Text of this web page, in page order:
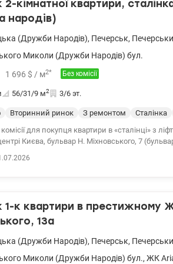
кімнатної квартири,
народів)
(Дружби Народів), Печерськ,
Миколи (Дружби Народів) бул.
1 696 $ / м2* Без комісії
56/31/9 м2 3/6 эт.
Вторинний ринок З ремонтом Сталінка
для покупця квартири в «сталінці» з
Києва, бульвар Н. Міхновського, 7
територія, ліфт, дитячий та спортивний
районів столиці, у тихому зеленому дворі,
знаходяться супермаркети, магазини,
кафе, ресторани, банки, школи, дитячі
к квартири в престижному
13а
(Дружби Народів), Печерськ,
Миколи (Дружби Народів) бул., ЖК